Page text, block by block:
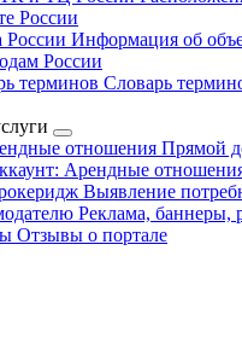
России
России Информация об
России
терминов Словарь
отношения Прямой
Арендные
Выявление
Реклама, баннеры,
Отзывы о портале